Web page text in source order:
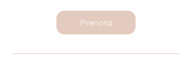
Prenota